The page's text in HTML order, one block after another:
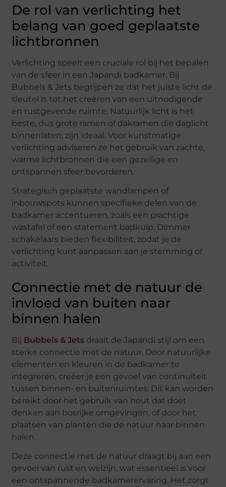
De rol van verlichting het
belang van goed geplaatste
lichtbronnen
Verlichting speelt een cruciale rol bij het bepalen
van de sfeer in een Japandi badkamer. Bij
Bubbels & Jets begrijpen ze dat het juiste licht de
sleutel is tot het creëren van een uitnodigende
en rustgevende ruimte. Natuurlijk licht is het
beste, dus grote ramen of dakramen die daglicht
binnenlaten, zijn ideaal. Voor kunstmatige
verlichting adviseren ze het gebruik van zachte,
warme lichtbronnen die een gezellige en
ontspannen sfeer bevorderen.
Strategisch geplaatste wandlampen of
inbouwspots kunnen specifieke delen van de
badkamer accentueren, zoals een prachtige
wastafel of een statement badkuip. Dimmer
schakelaars bieden flexibiliteit, zodat je de
verlichting kunt aanpassen aan je stemming of
activiteit.
Connectie met de natuur de
invloed van buiten naar
binnen halen
Bij Bubbels & Jets draait de Japandi stijl om een
sterke connectie met de natuur. Door natuurlijke
elementen en kleuren in de badkamer te
integreren, creëer je een gevoel van continuïteit
tussen binnen- en buitenruimtes. Dit kan worden
bereikt door het gebruik van hout dat doet
denken aan bosrijke omgevingen, of door het
plaatsen van planten die de natuur naar binnen
halen.
Deze connectie met de natuur draagt bij aan een
gevoel van rust en welzijn, wat essentieel is voor
een ontspannende badkamerervaring. Het zorgt